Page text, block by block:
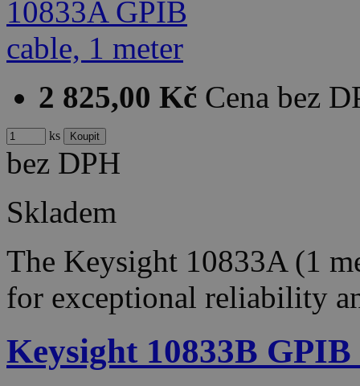
2 825,00 Kč Cena bez
ks
bez DPH
Skladem
The Keysight 10833A (1
for exceptional reliability
Keysight 10833B GPIB